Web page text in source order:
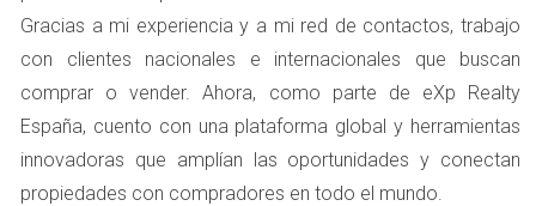
hipotecas, impuestos y mantenimiento. Además,
prolongar la venta puede hacer que ambos cónyuges
sigan atados a una situación incómoda.
CASOS PRÁCTICOS NATURALES
Gracias a mi experiencia y a mi red de contactos, trabajo
con clientes nacionales e internacionales que buscan
comprar o vender. Ahora, como parte de eXp Realty
España, cuento con una plataforma global y herramientas
innovadoras que amplían las oportunidades y conectan
propiedades con compradores en todo el mundo.